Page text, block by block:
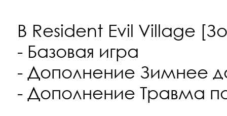
В Resident Evil Village
- Базовая игра
- Дополнение Зимнее
- Дополнение Травма